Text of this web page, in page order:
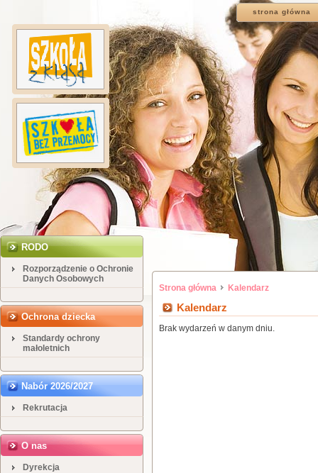
strona główna
RODO
Rozporządzenie o Ochronie
Danych Osobowych
Ochrona dziecka
Standardy ochrony
małoletnich
Nabór 2026/2027
Rekrutacja
O nas
Dyrekcja
Strona główna Kalendarz
Kalendarz
Brak wydarzeń w danym dniu.